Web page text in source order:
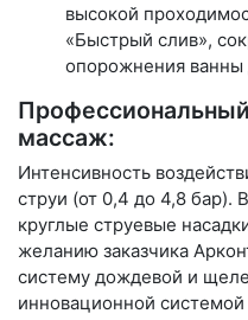
высокой
«Быстрый слив»,
опорожнения ванны
массаж:
Интенсивность
струи (от 0,4 до 4,8 бар).
круглые струевые
желанию заказчика
систему дождевой и
инновационной